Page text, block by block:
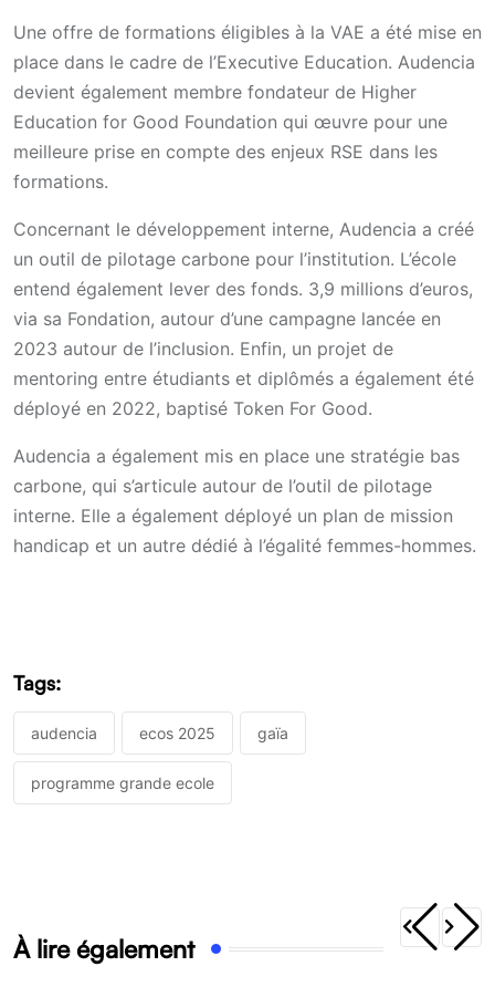
Une offre de formations éligibles à la VAE a été mise en
place dans le cadre de l’Executive Education. Audencia
devient également membre fondateur de Higher
Education for Good Foundation qui œuvre pour une
meilleure prise en compte des enjeux RSE dans les
formations.
Concernant le développement interne, Audencia a créé
un outil de pilotage carbone pour l’institution. L’école
entend également lever des fonds. 3,9 millions d’euros,
via sa Fondation, autour d’une campagne lancée en
2023 autour de l’inclusion. Enfin, un projet de
mentoring entre étudiants et diplômés a également été
déployé en 2022, baptisé Token For Good.
Audencia a également mis en place une stratégie bas
carbone, qui s’articule autour de l’outil de pilotage
interne. Elle a également déployé un plan de mission
handicap et un autre dédié à l’égalité femmes-hommes.
Tags:
audencia ecos 2025 gaïa
programme grande ecole
À lire également